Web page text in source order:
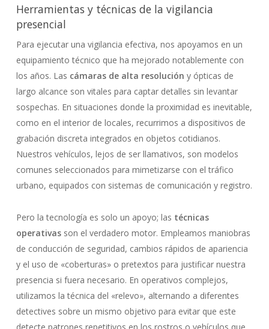
Herramientas y técnicas de la vigilancia
presencial
Para ejecutar una vigilancia efectiva, nos apoyamos en un
equipamiento técnico que ha mejorado notablemente con
los años. Las cámaras de alta resolución y ópticas de
largo alcance son vitales para captar detalles sin levantar
sospechas. En situaciones donde la proximidad es inevitable,
como en el interior de locales, recurrimos a dispositivos de
grabación discreta integrados en objetos cotidianos.
Nuestros vehículos, lejos de ser llamativos, son modelos
comunes seleccionados para mimetizarse con el tráfico
urbano, equipados con sistemas de comunicación y registro.
Pero la tecnología es solo un apoyo; las técnicas
operativasson el verdadero motor. Empleamos maniobras
de conducción de seguridad, cambios rápidos de apariencia
y el uso de «coberturas» o pretextos para justificar nuestra
presencia si fuera necesario. En operativos complejos,
utilizamos la técnica del «relevo», alternando a diferentes
detectives sobre un mismo objetivo para evitar que este